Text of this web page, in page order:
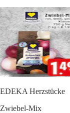
EDEKA Herzstücke
Zwiebel-Mix